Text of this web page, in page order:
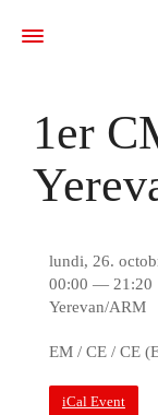
1er
lundi, 26.
00:00 — 21:20
Yerevan/ARM
EM / CE / CE
iCal Event